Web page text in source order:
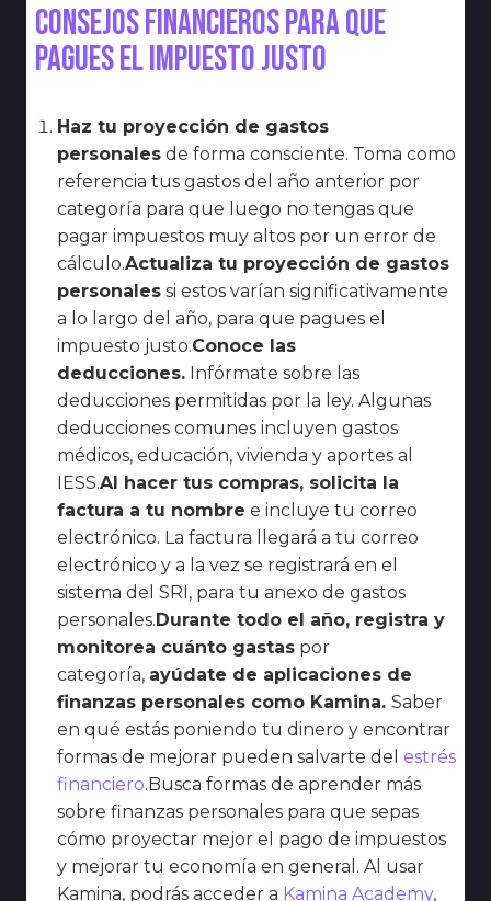
Consejos financieros para que
pagues el impuesto justo
Haz tu proyección de gastos
personales de forma consciente. Toma como
referencia tus gastos del año anterior por
categoría para que luego no tengas que
pagar impuestos muy altos por un error de
cálculo.Actualiza tu proyección de gastos
personales si estos varían significativamente
a lo largo del año, para que pagues el
impuesto justo.Conoce las
deducciones. Infórmate sobre las
deducciones permitidas por la ley. Algunas
deducciones comunes incluyen gastos
médicos, educación, vivienda y aportes al
IESS.Al hacer tus compras, solicita la
factura a tu nombre e incluye tu correo
electrónico. La factura llegará a tu correo
electrónico y a la vez se registrará en el
sistema del SRI, para tu anexo de gastos
personales.Durante todo el año, registra y
monitorea cuánto gastas por
categoría, ayúdate de aplicaciones de
finanzas personales como Kamina. Saber
en qué estás poniendo tu dinero y encontrar
formas de mejorar pueden salvarte del estrés
financiero.Busca formas de aprender más
sobre finanzas personales para que sepas
cómo proyectar mejor el pago de impuestos
y mejorar tu economía en general. Al usar
Kamina, podrás acceder a Kamina Academy,